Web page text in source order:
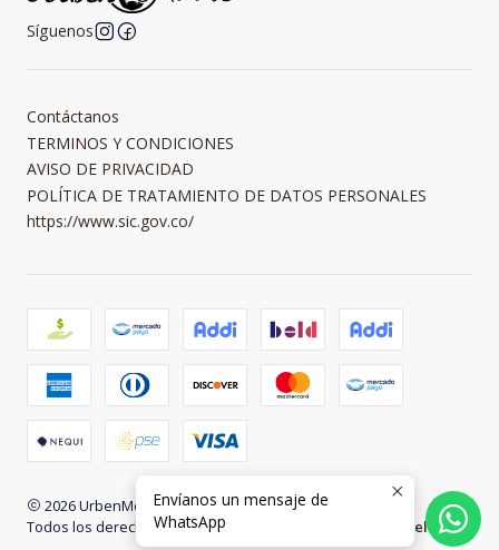
Síguenos
Contáctanos
TERMINOS Y CONDICIONES
AVISO DE PRIVACIDAD
POLÍTICA DE TRATAMIENTO DE DATOS PERSONALES
https://www.sic.gov.co/
2026 UrbenMood.
Todos los derechos reservados.
Desarrollado por Jumpseller.
Envíanos un mensaje de
WhatsApp